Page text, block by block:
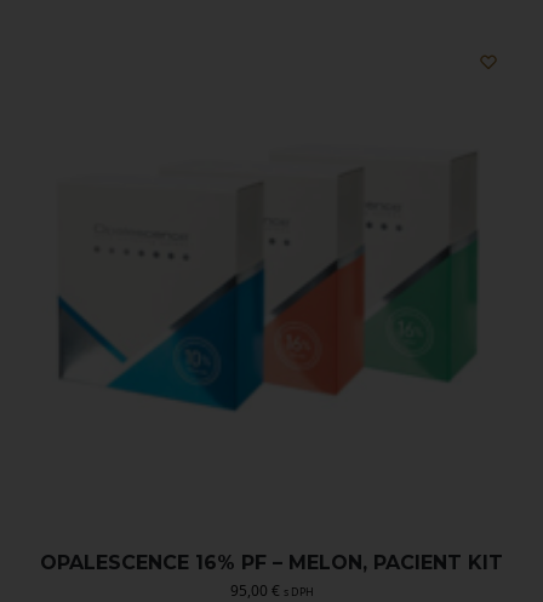
OPALESCENCE 16% PF – MELON, PACIENT KIT
95,00 € s DPH